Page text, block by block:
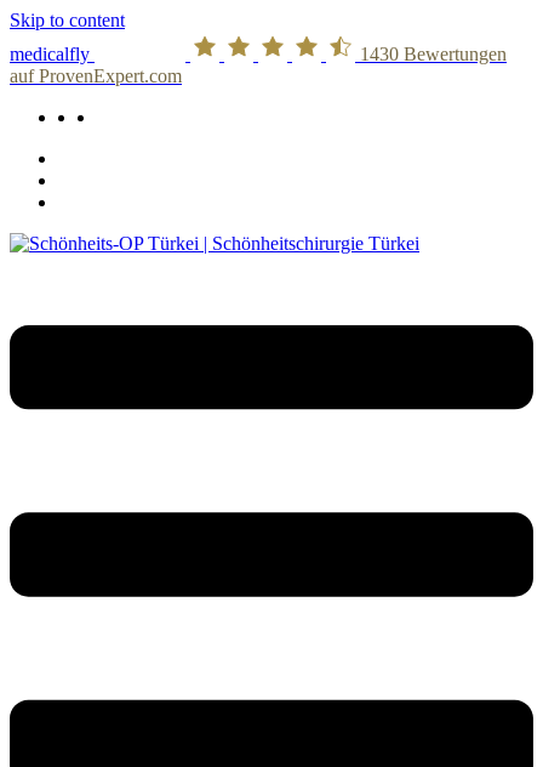
Skip to content
medicalfly
1430 Bewertungen
auf ProvenExpert.com